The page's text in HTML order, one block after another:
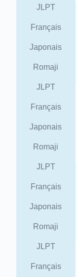
JLPT
Français
Japonais
Romaji
JLPT
Français
Japonais
Romaji
JLPT
Français
Japonais
Romaji
JLPT
Français